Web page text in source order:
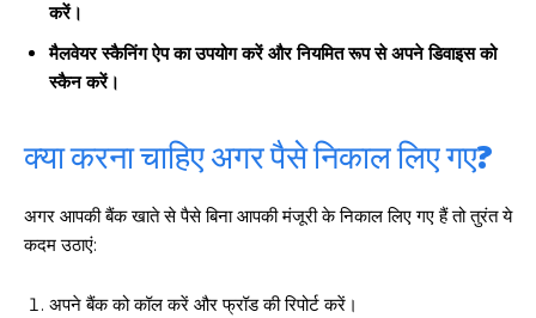
करें।
मैलवेयर स्कैनिंग ऐप का उपयोग करें और नियमित रूप से अपने डिवाइस को
स्कैन करें।
क्या करना चाहिए अगर पैसे निकाल लिए गए?
अगर आपकी बैंक खाते से पैसे बिना आपकी मंजूरी के निकाल लिए गए हैं तो तुरंत ये
कदम उठाएं:
अपने बैंक को कॉल करें और फ्रॉड की रिपोर्ट करें।